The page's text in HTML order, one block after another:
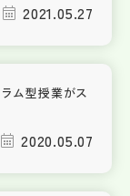
2021.05.27
ム型授業がス
2020.05.07